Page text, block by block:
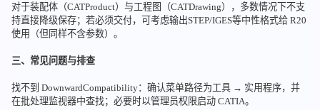
对于装配体（CATProduct）与工程图（CATDrawing），多数情况下不支
持直接降级保存；若必须交付，可考虑输出STEP/IGES等中性格式给 R20
使用（但同样不含参数）。
三、常见问题与排查
找不到 DownwardCompatibility：确认菜单路径为工具 → 实用程序，并
在批处理监视器中查找；必要时以管理员权限启动 CATIA。